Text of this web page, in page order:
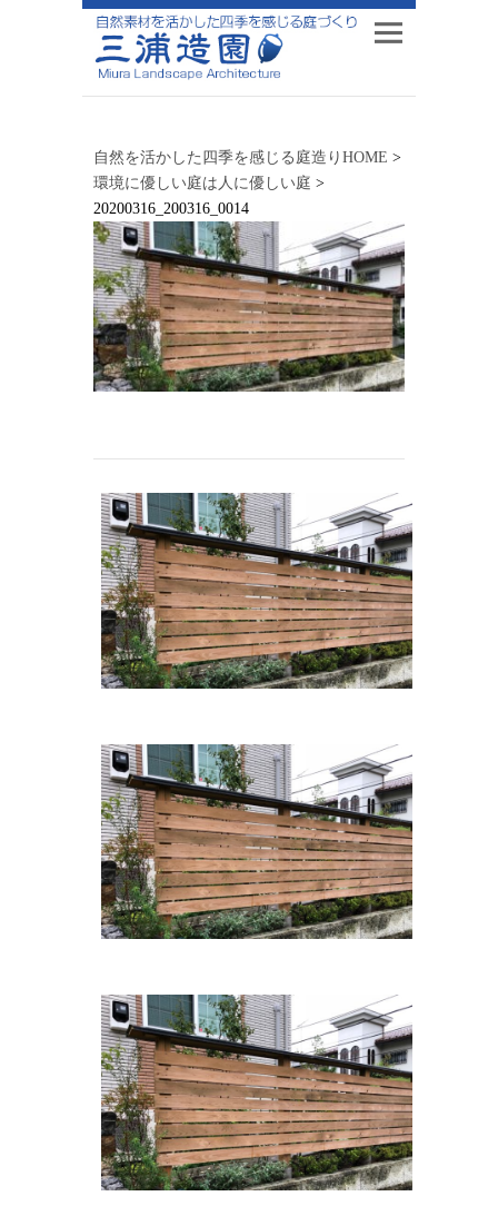
自然を活かした四季を感じる庭造りHOME >
環境に優しい庭は人に優しい庭 >
20200316_200316_0014